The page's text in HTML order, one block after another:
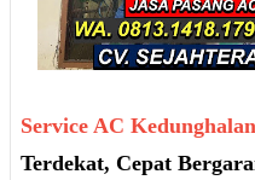
Service AC
Terdekat, Cepat